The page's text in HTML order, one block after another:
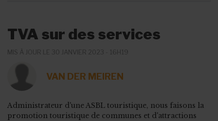
TVA sur des services
MIS À JOUR LE 30 JANVIER 2023 - 16H19
VAN DER MEIREN
Administrateur d'une ASBL touristique, nous faisons la
promotion touristique de communes et d'attractions